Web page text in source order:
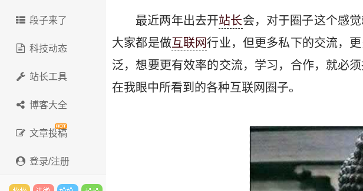
段子来了
科技动态
站长工具
博客大全
文章投稿
登录/注册
最近两年出去开站长会，对于圈子这个感
大家都是做互联网行业，但更多私下的交流，
泛，想要更有效率的交流，学习，合作，就必
在我眼中所看到的各种互联网圈子。